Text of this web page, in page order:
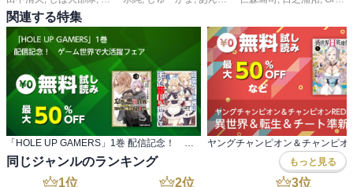
関連する特集
同じジャンルのランキング もっと見る
1位 2位 3位